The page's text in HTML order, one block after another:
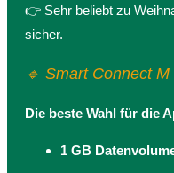
👉 Sehr beliebt zu
sicher.
🔹 Smart Connect
Die beste Wahl für die
1 GB